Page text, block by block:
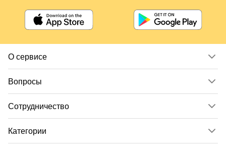
О сервисе
Вопросы
Сотрудничество
Категории